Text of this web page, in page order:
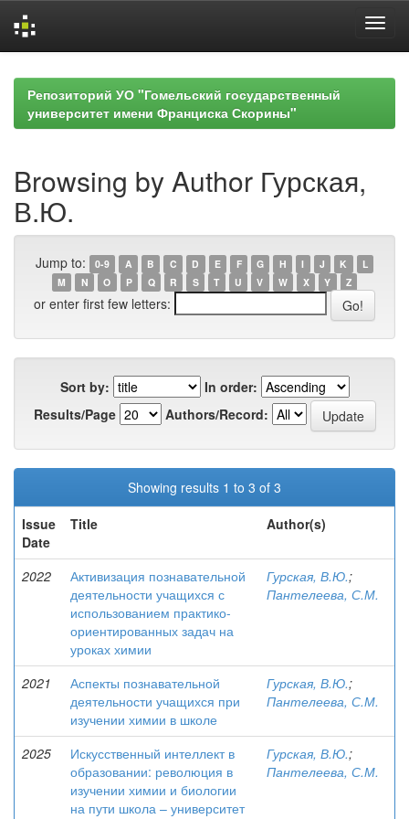
navigationРепозиторий УО "Гомельский государственный
университет имени Франциска Скорины"
Browsing by Author Гурская,
В.Ю.
Jump to: 0-9 A B C D E F G H I J K
L
M
N O P Q R S T U V W X Y Z
or enter first few letters:
Sort by:
In order:
Results/Page
Authors/Record:
Showing results 1 to 3 of 3
Issue
Date
Title Author(s)
2022
Активизация познавательной
деятельности учащихся с
использованием практико-
ориентированных задач на
уроках химии
Гурская, В.Ю.;
Пантелеева, С.М.
2021
Аспекты познавательной
деятельности учащихся при
изучении химии в школе
Гурская, В.Ю.;
Пантелеева, С.М.
2025
Искусственный интеллект в
образовании: революция в
изучении химии и биологии
на пути школа – университет
Гурская, В.Ю.;
Пантелеева, С.М.